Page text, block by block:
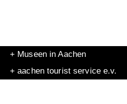
+ Museen in Aachen
+ aachen tourist service e.v.